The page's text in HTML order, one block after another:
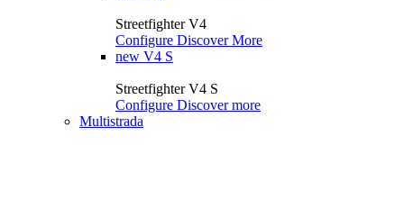
Streetfighter V4
Configure Discover More
new V4 S
Streetfighter V4 S
Configure Discover more
Multistrada